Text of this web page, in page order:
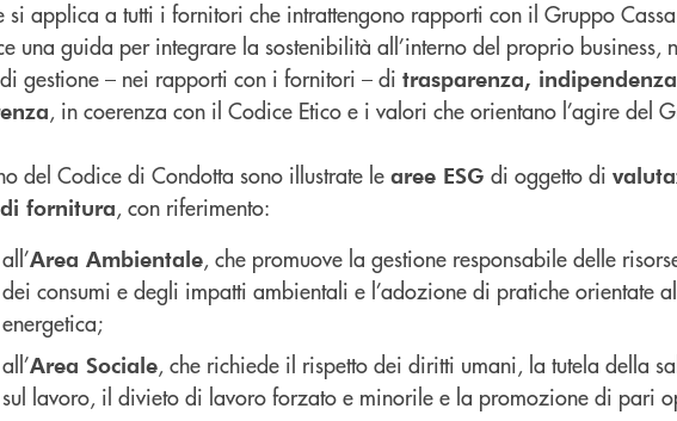
si applica a tutti i fornitori che intrattengono rapporti con il Gruppo
una guida per integrare la sostenibilità all’interno del proprio business,
gestione – nei rapporti con i fornitori – di trasparenza,
, in coerenza con il Codice Etico e i valori che orientano l’agire del
del Codice di Condotta sono illustrate le aree ESG di oggetto di
fornitura, con riferimento:
all’Area Ambientale, che promuove la gestione responsabile delle
dei consumi e degli impatti ambientali e l’adozione di pratiche orientate
energetica;
all’Area Sociale, che richiede il rispetto dei diritti umani, la tutela della
sul lavoro, il divieto di lavoro forzato e minorile e la promozione di pari